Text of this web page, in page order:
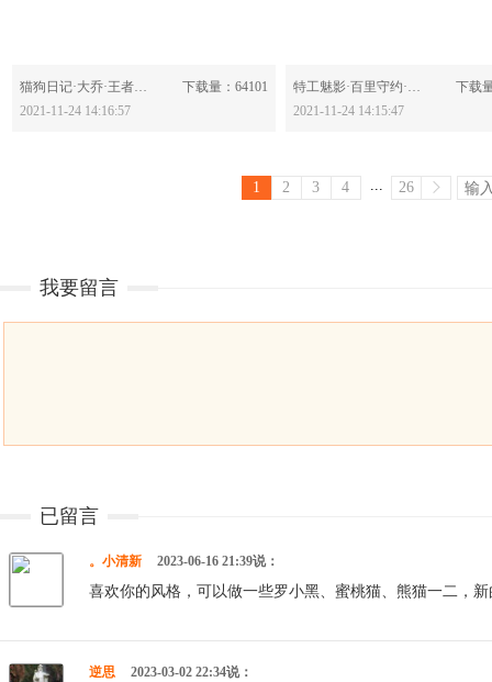
分享：
猫狗日记·大乔·王者荣耀-622921
下载量：64101
2021-11-24 14:16:57
分享：
特工魅影·百里守约·王者荣耀-622919
下载
2021-11-24 14:15:47
1 2 3 4 ... 26
我要留言
已留言
。小清新 2023-06-16 21:39说：
喜欢你的风格，可以做一些罗小黑、蜜桃猫、熊猫一二，
逆思 2023-03-02 22:34说：